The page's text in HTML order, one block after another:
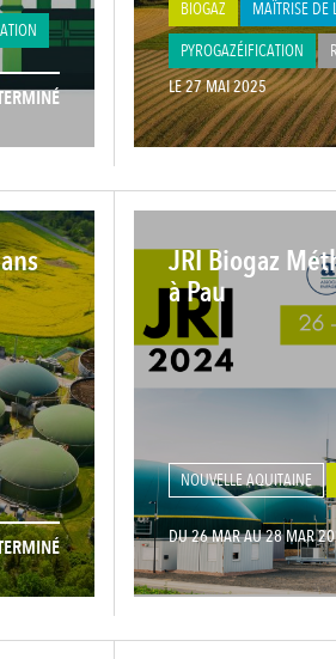
BIOGAZ
MAÎTRISE DE
PYROGAZÉIFICATION
LE 27 MAI 2025
JRI Biogaz
à Pau
NOUVELLE AQUITAINE
DU 26 MAR AU 28 MAR